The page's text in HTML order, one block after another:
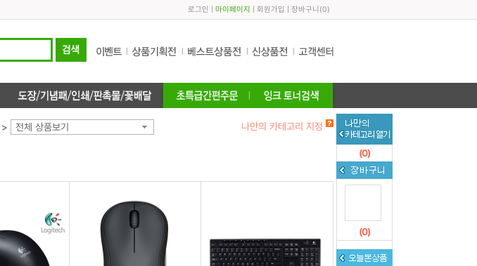
로그인 마이페이지 회원가입 장바구니 (0)
> 전체 상품보기 나만의 카테고리 지정
(0)
(0)